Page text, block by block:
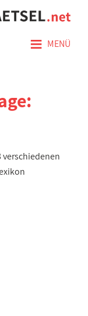
≡ MENÜ
verschiedenen